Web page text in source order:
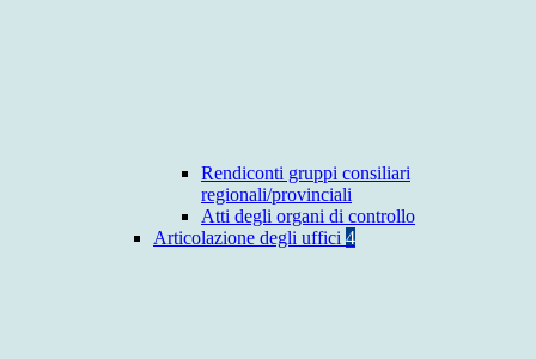
Rendiconti gruppi consiliari
regionali/provinciali
Atti degli organi di controllo
Articolazione degli uffici 4